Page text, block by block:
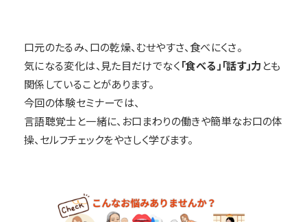
口元のたるみ、口の乾燥、むせやすさ、食べにくさ。
気になる変化は、見た目だけでなく「食べる」「話す」力 とも
関係していることがあります。
今回の体験セミナーでは、
言語聴覚士と一緒に、お口まわりの働きや簡単なお口の体
操、セルフチェックをやさしく学びます。